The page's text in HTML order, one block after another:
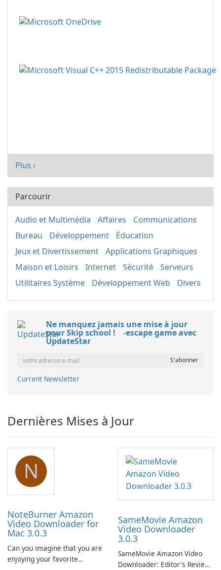
Plus ›
Parcourir
Audio et Multimédia Affaires
Communications
Bureau
Développement
Éducation
Jeux et Divertissement
Applications Graphiques
Maison et Loisirs
Internet Sécurité
Serveurs
Utilitaires Système
Développement Web Divers
Ne manquez jamais une mise à jour
pour Skip school ! -escape game avec
UpdateStar
Current Newsletter
Dernières Mises à Jour
N
NoteBurner Amazon
Video Downloader for
Mac 3.0.3
Can you imagine that you are
enjoying your favorite
SameMovie Amazon
Video Downloader
3.0.3
SameMovie Amazon Video
Downloader: Editor's Review